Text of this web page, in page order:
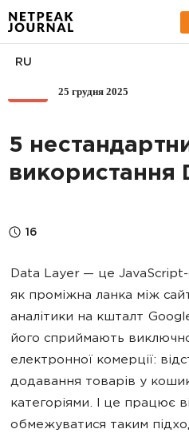
25 грудня 2025
RU
5
використання
16
Data Layer — це
як проміжна ланка між
аналітики на кшталт
його сприймають
електронної комерції:
додавання товарів у
категоріями. І це працює
обмежуватися таким